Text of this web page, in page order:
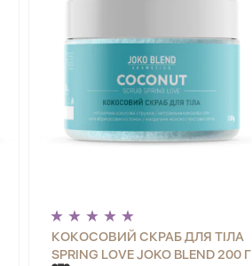
КОКОСОВИЙ СКРАБ ДЛЯ ТІЛА
SPRING LOVE JOKO BLEND 200 Г